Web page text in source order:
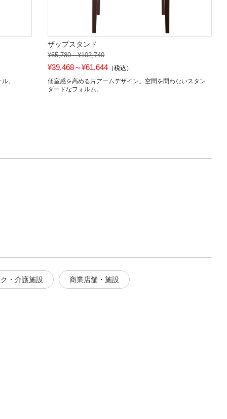
。
ザップスタンド
¥65,780～¥102,740
¥39,468～¥61,644 （税込）
個室感を高める片アームデザイン。空間を問わないスタン
ダードなフォルム。
・介護施設 商業店舗・施設